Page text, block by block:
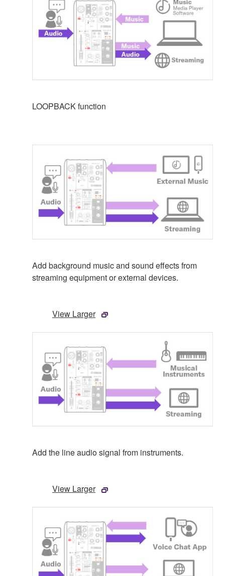
LOOPBACK function
Add background music and sound effects from
streaming equipment or external devices.
View Larger
Add the line audio signal from instruments.
View Larger